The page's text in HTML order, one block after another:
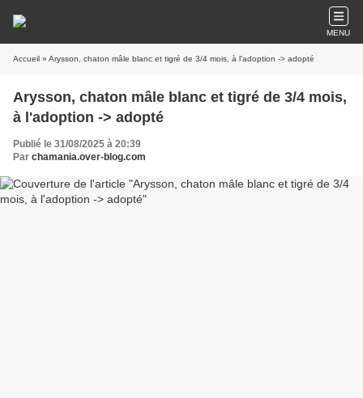
MENU
Accueil » Arysson, chaton mâle blanc et tigré de 3/4 mois, à l'adoption -> adopté
Arysson, chaton mâle blanc et tigré de 3/4 mois,
à l'adoption -> adopté
Publié le 31/08/2025 à 20:39
Par chamania.over-blog.com